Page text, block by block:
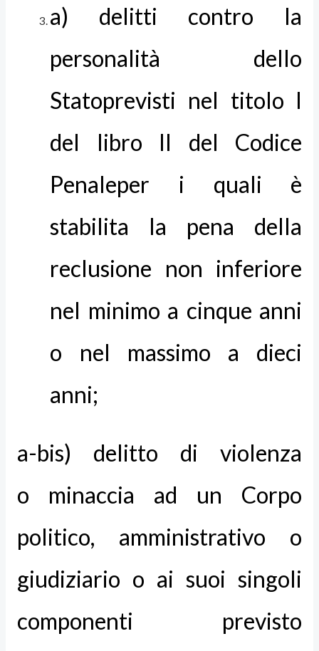
a) delitti contro la
personalità dello
Statoprevisti nel titolo I
del libro II del Codice
Penaleper i quali è
stabilita la pena della
reclusione non inferiore
nel minimo a cinque anni
o nel massimo a dieci
anni;
a-bis) delitto di violenza
o minaccia ad un Corpo
politico, amministrativo o
giudiziario o ai suoi singoli
componenti previsto